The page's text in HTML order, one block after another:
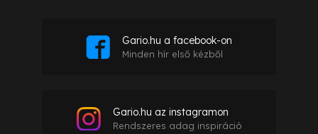
Gario.hu a facebook-on
Minden hír első kézből
Gario.hu az instagramon
Rendszeres adag inspiráció